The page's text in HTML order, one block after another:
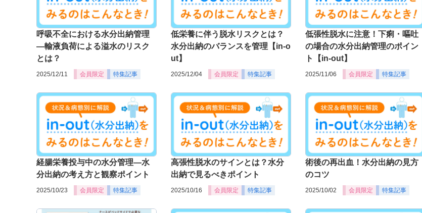
呼吸不全における水分出納管理
―輸液負荷による溢水のリスク
とは？
2025/12/11 会員限定 特集記事
低栄養に伴う脱水リスクとは？
水分出納のバランスを管理【in-o
ut】
2025/12/04 会員限定 特集記事
低張性脱水に注意！下痢・嘔吐
の場合の水分出納管理のポイン
ト【in-out】
2025/11/06 会員限定 特集記事
経腸栄養投与中の水分管理―水
分出納の考え方と観察ポイント
2025/10/23 会員限定 特集記事
高張性脱水のサインとは？水分
出納で見るべきポイント
2025/10/16 会員限定 特集記事
術後の再出血！水分出納の見方
のコツ
2025/10/02 会員限定 特集記事